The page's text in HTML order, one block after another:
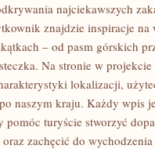
najciekawszych
znajdzie inspiracje
– od pasm górskich
Na stronie w
lokalizacji,
naszym kraju. Każdy wpis
pomóc turyście stworzyć
zachęcić do